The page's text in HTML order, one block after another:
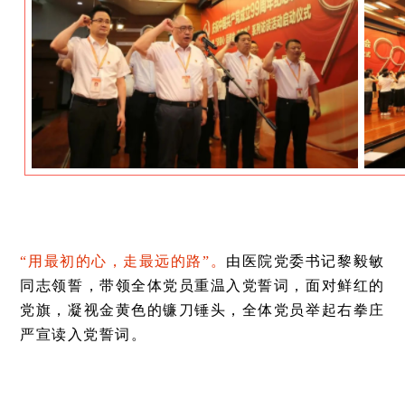
“用最初的心，走最远的路”。 由医院党委书记黎毅敏
同志领誓，带领全体党员重温入党誓词，面对鲜红的
党旗，凝视金黄色的镰刀锤头，全体党员举起右拳庄
严宣读入党誓词。